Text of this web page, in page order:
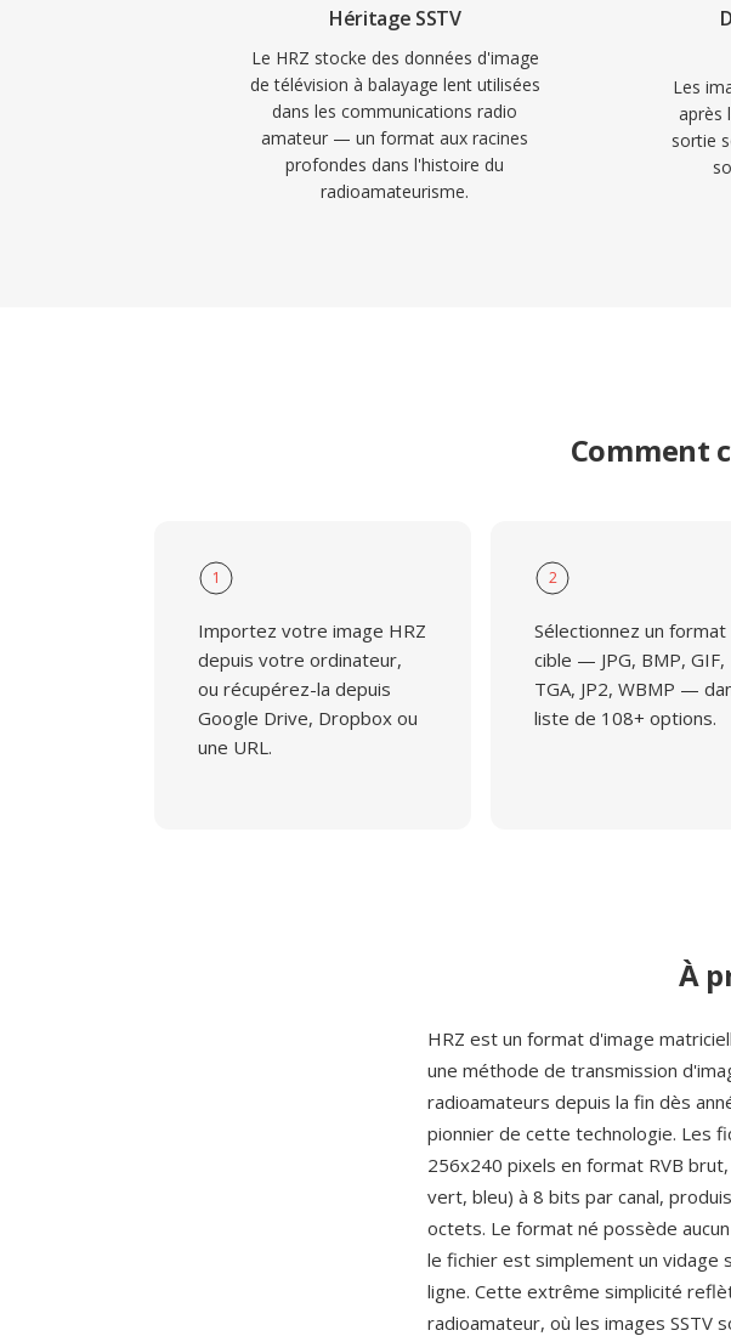
Héritage SSTV
Le HRZ stocke des données d'image
de télévision à balayage lent utilisées
dans les communications radio
amateur — un format aux racines
profondes dans l'histoire du
radioamateurisme.
Les
après
sortie
Comment
1
Importez votre image HRZ
depuis votre ordinateur,
ou récupérez-la depuis
Google Drive, Dropbox ou
une URL.
2
Sélectionnez un format
cible — JPG, BMP, GIF,
TGA, JP2, WBMP —
liste de 108+ options.
À
HRZ est un format d'image
une méthode de transmission
radioamateurs depuis la fin dès
pionnier de cette technologie. Les
256x240 pixels en format RVB
vert, bleu) à 8 bits par canal,
octets. Le format né possède
le fichier est simplement un vidage
ligne. Cette extrême simplicité
radioamateur, où les images SSTV